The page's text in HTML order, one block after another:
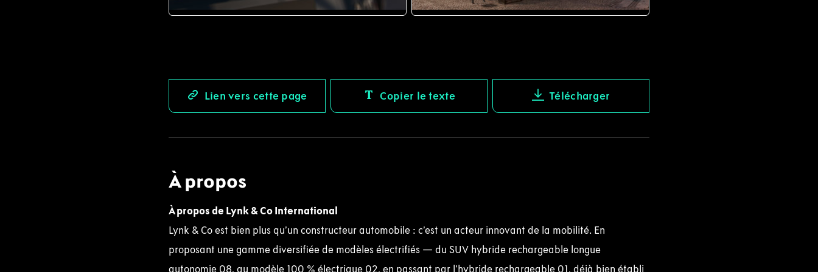
JPG
Lien vers cette page Copier le texte Télécharger
À propos
À propos de Lynk & Co International
Lynk & Co est bien plus qu’un constructeur automobile : c’est un acteur innovant de la mobilité. En
proposant une gamme diversifiée de modèles électrifiés — du SUV hybride rechargeable longue
autonomie 08, au modèle 100 % électrique 02, en passant par l’hybride rechargeable 01, déjà bien établi